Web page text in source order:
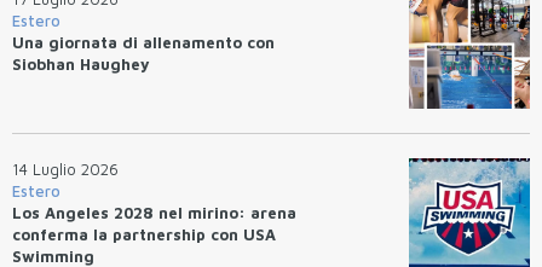
Estero
Una giornata di allenamento con
Siobhan Haughey
14 Luglio 2026
Estero
Los Angeles 2028 nel mirino: arena
conferma la partnership con USA
Swimming